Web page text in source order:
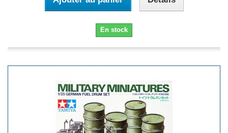
En stock